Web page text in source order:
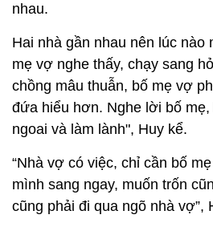
nhau.
Hai nhà gần nhau nên lúc nào
mẹ vợ nghe thấy, chạy sang
chồng mâu thuẫn, bố mẹ vợ
đứa hiểu hơn. Nghe lời bố
ngoai và làm lành", Huy kể.
“Nhà vợ có việc, chỉ cần bố
mình sang ngay, muốn trốn
cũng phải đi qua ngõ nhà vợ”,